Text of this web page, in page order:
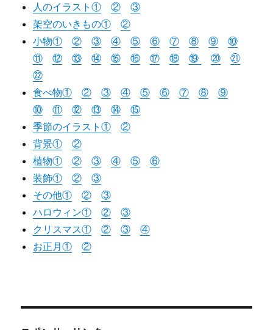
人のイラスト①
②
③
架空のいきもの①
②
小物①
② ③ ④ ⑤ ⑥ ⑦ ⑧ ⑨
⑩
⑪
⑫ ⑬ ⑭ ⑮ ⑯ ⑰ ⑱ ⑲ ⑳
㉑
㉒
食べ物①
② ③ ④ ⑤ ⑥ ⑦ ⑧
⑨
⑩
⑪ ⑫ ⑬ ⑭
⑮
季節のイラスト①
②
背景①
②
植物①
② ③ ④ ⑤
⑥
装飾①
②
③
その他①
②
③
ハロウィン①
②
③
クリスマス①
② ③
④
お正月①
②